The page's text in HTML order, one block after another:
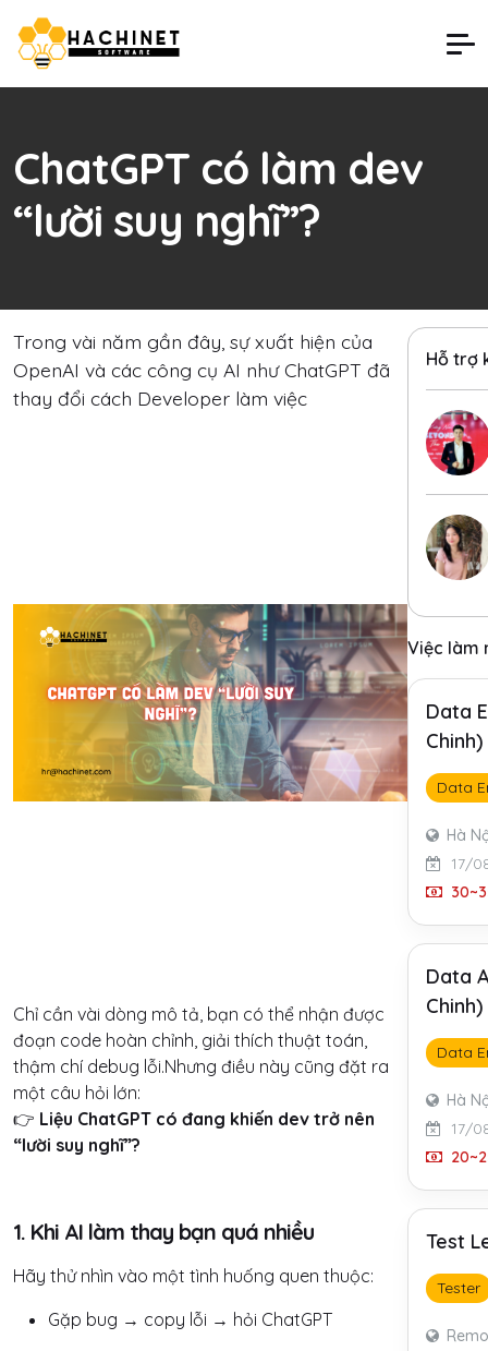
ChatGPT có làm dev
“lười suy nghĩ”?
Trong vài năm gần đây, sự xuất hiện của
OpenAI và các công cụ AI như ChatGPT đã
thay đổi cách Developer làm việc
Chỉ cần vài dòng mô tả, bạn có thể nhận được
đoạn code hoàn chỉnh, giải thích thuật toán,
thậm chí debug lỗi.Nhưng điều này cũng đặt ra
một câu hỏi lớn:
👉 Liệu ChatGPT có đang khiến dev trở nên
“lười suy nghĩ”?
1. Khi AI làm thay bạn quá nhiều
Hãy thử nhìn vào một tình huống quen thuộc:
Gặp bug → copy lỗi → hỏi ChatGPT
Hỗ trợ
Việc làm
Data
Chinh)
Data
Hà
17/
Data
Chinh)
Data
Hà
17/
Test
Tester